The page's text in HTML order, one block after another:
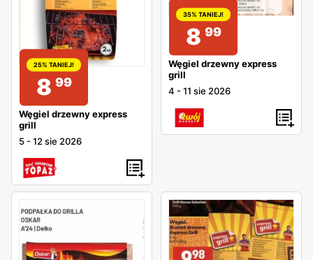
25% TANIEJ!
8 99
Węgiel drzewny express
grill
5 -12 sie 2026
35% TANIEJ!
8 99
Węgiel drzewny express
grill
4 -11 sie 2026